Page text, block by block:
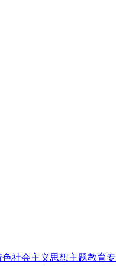
社会主义思想主题教育